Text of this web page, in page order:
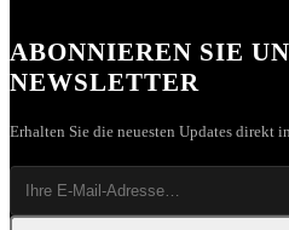
ABONNIEREN SIE
NEWSLETTER
Erhalten Sie die neuesten Updates direkt